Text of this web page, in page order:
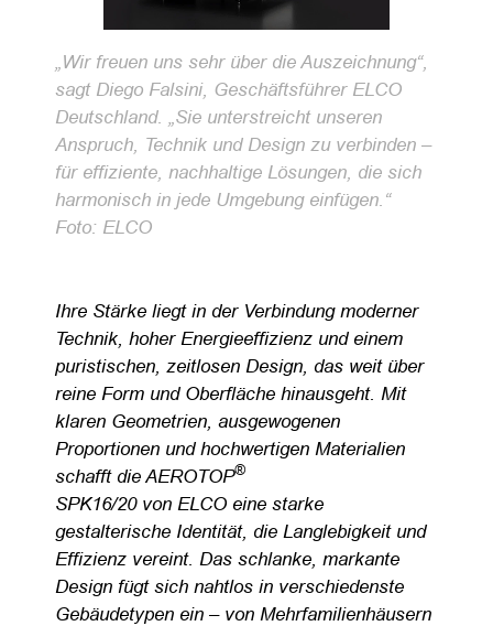
„Wir freuen uns sehr über die Auszeichnung“,
sagt Diego Falsini, Geschäftsführer ELCO
Deutschland. „Sie unterstreicht unseren
Anspruch, Technik und Design zu verbinden –
für effiziente, nachhaltige Lösungen, die sich
harmonisch in jede Umgebung einfügen.“
Foto: ELCO
Ihre Stärke liegt in der Verbindung moderner
Technik, hoher Energieeffizienz und einem
puristischen, zeitlosen Design, das weit über
reine Form und Oberfläche hinausgeht. Mit
klaren Geometrien, ausgewogenen
Proportionen und hochwertigen Materialien
schafft die AEROTOP®
SPK16/20 von ELCO eine starke
gestalterische Identität, die Langlebigkeit und
Effizienz vereint. Das schlanke, markante
Design fügt sich nahtlos in verschiedenste
Gebäudetypen ein – von Mehrfamilienhäusern